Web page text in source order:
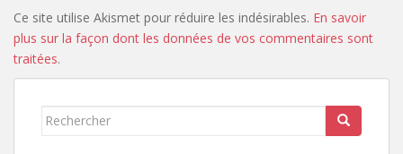
Ce site utilise Akismet pour réduire les indésirables. En savoir
plus sur la façon dont les données de vos commentaires sont
traitées.
Rechercher...